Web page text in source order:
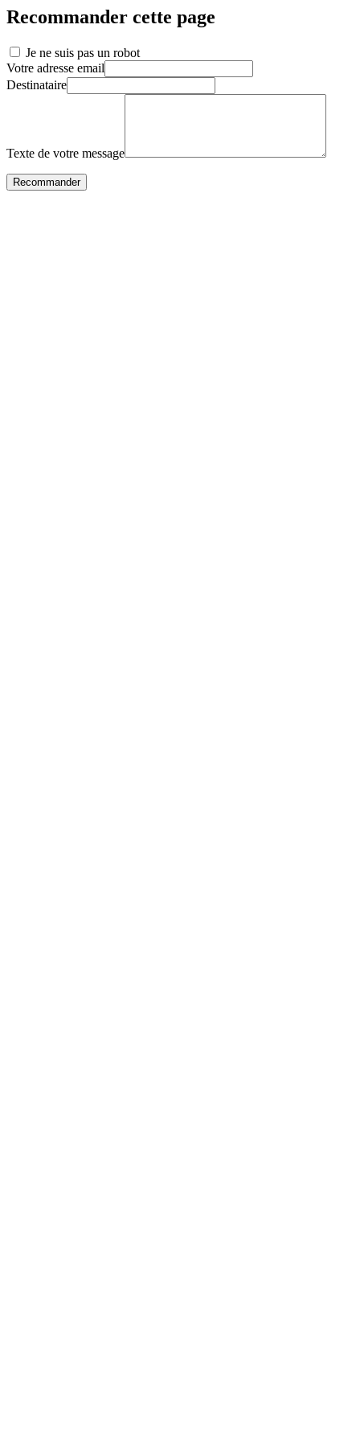
Recommander cette page
Je ne suis pas un robot
Votre adresse email
Destinataire
Texte de votre message